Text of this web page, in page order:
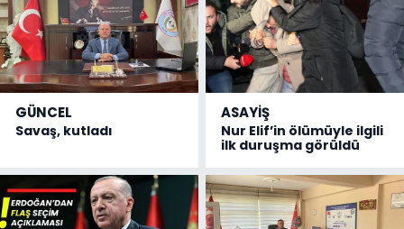
GÜNCEL
Savaş, kutladı
ASAYİŞ
Nur Elif’in ölümüyle ilgili
ilk duruşma görüldü